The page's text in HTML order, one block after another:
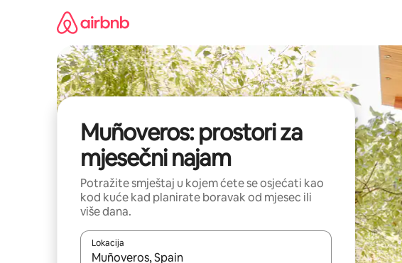
Muñoveros: prostori za
mjesečni najam
Potražite smještaj u kojem ćete se osjećati kao
kod kuće kad planirate boravak od mjesec ili
više dana.
Lokacija
Kada budu dostupni rezultati, moći ćete ih pregledati koristeći se